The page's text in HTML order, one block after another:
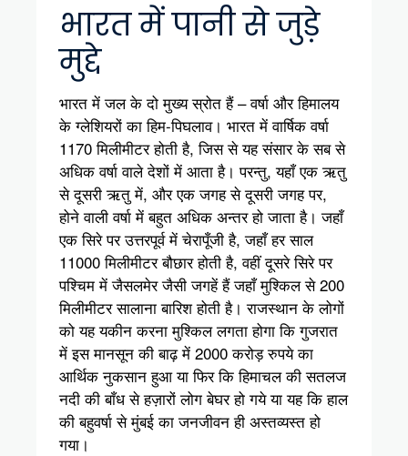
भारत में पानी से जुड़े
मुद्दे
भारत में जल के दो मुख्य स्रोत हैं – वर्षा और हिमालय
के ग्लेशियरों का हिम-पिघलाव। भारत में वार्षिक वर्षा
1170 मिलीमीटर होती है, जिस से यह संसार के सब से
अधिक वर्षा वाले देशों में आता है। परन्तु, यहाँ एक ऋतु
से दूसरी ऋतु में, और एक जगह से दूसरी जगह पर,
होने वाली वर्षा में बहुत अधिक अन्तर हो जाता है। जहाँ
एक सिरे पर उत्तरपूर्व में चेरापूँजी है, जहाँ हर साल
11000 मिलीमीटर बौछार होती है, वहीं दूसरे सिरे पर
पश्चिम में जैसलमेर जैसी जगहें हैं जहाँ मुश्किल से 200
मिलीमीटर सालाना बारिश होती है। राजस्थान के लोगों
को यह यकीन करना मुश्किल लगता होगा कि गुजरात
में इस मानसून की बाढ़ में 2000 करोड़ रुपये का
आर्थिक नुकसान हुआ या फिर कि हिमाचल की सतलज
नदी की बाँध से हज़ारों लोग बेघर हो गये या यह कि हाल
की बहुवर्षा से मुंबई का जनजीवन ही अस्तव्यस्त हो
गया।